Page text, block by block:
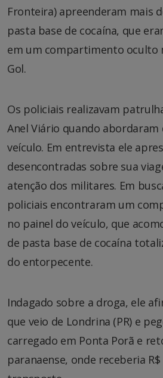
Fronteira) apreenderam mais
pasta base de cocaína, que
em um compartimento oculto
Gol.
Os policiais realizavam
Anel Viário quando
veículo. Em entrevista ele
desencontradas sobre sua
atenção dos militares. Em
policiais encontraram um
no painel do veículo, que
de pasta base de cocaína
do entorpecente.
Indagado sobre a droga, ele
que veio de Londrina (PR) e
carregado em Ponta Porã e
paranaense, onde receberia